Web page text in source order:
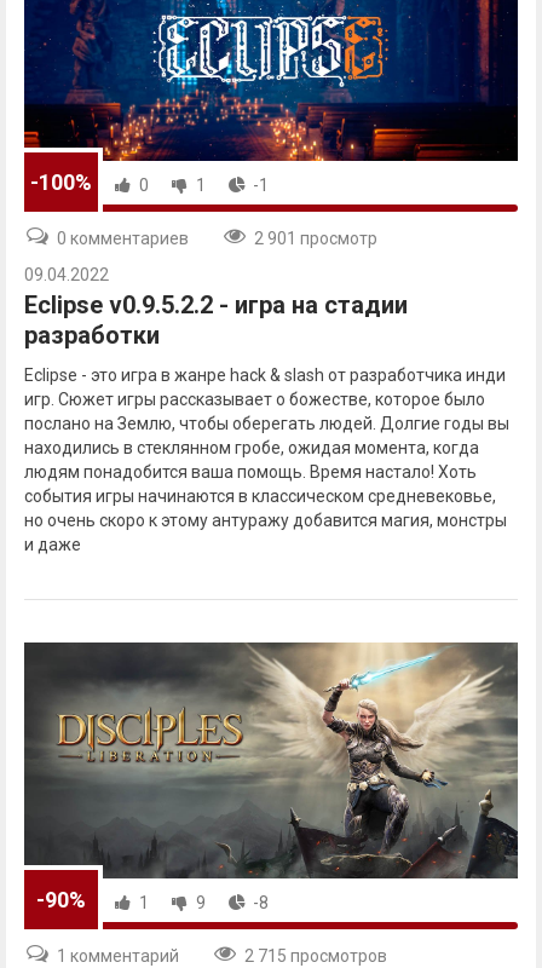
-100% 0 1 -1
0 комментариев
2 901 просмотр
09.04.2022
Eclipse v0.9.5.2.2 - игра на стадии
разработки
Eclipse - это игра в жанре hack & slash от разработчика инди
игр. Сюжет игры рассказывает о божестве, которое было
послано на Землю, чтобы оберегать людей. Долгие годы вы
находились в стеклянном гробе, ожидая момента, когда
людям понадобится ваша помощь. Время настало! Хоть
события игры начинаются в классическом средневековье,
но очень скоро к этому антуражу добавится магия, монстры
и даже
-90% 1 9 -8
1 комментарий
2 715 просмотров